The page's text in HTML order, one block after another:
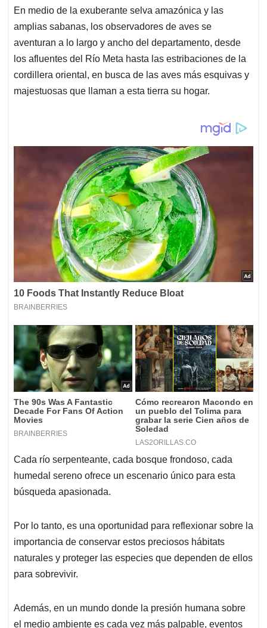
En medio de la exuberante selva amazónica y las
amplias sabanas, los observadores de aves se
aventuran a lo largo y ancho del departamento, desde
los afluentes del Río Meta hasta las estribaciones de la
cordillera oriental, en busca de las aves más esquivas y
majestuosas que llaman a esta tierra su hogar.
Cada río serpenteante, cada bosque frondoso, cada
humedal sereno ofrece un escenario único para esta
búsqueda apasionada.
Por lo tanto, es una oportunidad para reflexionar sobre la
importancia de conservar estos preciosos hábitats
naturales y proteger las especies que dependen de ellos
para sobrevivir.
Además, en un mundo donde la presión humana sobre
el medio ambiente es cada vez más palpable, eventos